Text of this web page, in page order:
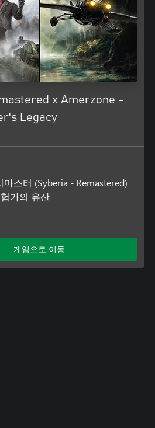
x Amerzone -
Legacy
스터 (Syberia - Remastered)
가의 유산
게임으로 이동